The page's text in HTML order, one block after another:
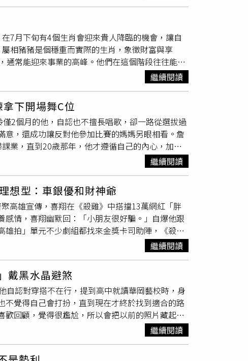
緒，3年內竟安排了20多場相親，讓小黃心理壓力
巨石，伴隨呼吸困難、頭暈、手麻等症狀，每次
狀，甚至在發病時感覺「自己快要死了」。家人
「原因不明」的不適，讓小黃進一步心生恐懼，
食或喝水後，也可能突然呼吸不暢、手腳發麻、
嚴重影響他的工作與生活。最終，小黃前往淮安
，結合檢查結果，診斷他患上「驚恐障礙」，即
慮障礙。目前小黃已經住院接受藥物與心理治
在臺灣，並有研究香港居民取得臺灣身分證之流
男引介。仝男於2020年7月帶黃男同來澎湖地區
剛好來找杜男，仝男遂從杜女口中得知其妹單
後，遂由仝男居間幫忙黃男與杜氏姐妹聯繫，
酒店房間，並讓杜女之妹與黃男面談相關細節後，
杜女比較會服侍男人，深得我心，所以我向家人
之後，我會把她接過來一起住，再照顧我的生活
7月下旬有4個生肖會迎來貴人降臨的機會，讓自
相豬豬是個穩重而實際的生肖，象徵財富與享
常能迎來事業的高峰。他們在這個階段往往能夠
可觀的回報。同時，豬的家庭生活也更加穩定，
生活狀態讓豬感受到真正的幸福，家人齊心協力，
」！ 「天德星」 與「偏財星」 聯動，讓你們的
動幫忙解決難題，甚至體檢時發現指標比去年好
就像槐樹的根，紮得越深，枝葉越茂盛。屬相虎
財星」 奇妙聯動，讓你們的領導力帶來額外收
至因為業績突出被推薦參加高薪培訓。你們的魄
係就像是為營火添柴，越旺越能照亮更多人。屬
示，說服成功率提升70%。創業龍適合拜訪東南方
萬級訂單。感情上單身者易在業界高峰會遇「勢
繼續閱讀
下開場舞C位
2個月的他，自認也不擅長唱歌，卻一路從選拔過
，還成功讓反對他參加比賽的媽媽另眼相看。詹
業，直到20歲那年，他才遵循自己的內心，加入
，於是詹皓然提出交換條件，表明會自理生活
許。雖然詹皓然媽媽反對他進演藝圈，但他向媽媽
，詹皓然自認達成短期目標，於是決定挑戰男團
委屈？可能也不會得到什麼成就，做模特兒也很
小小成績。進入模特兒圈2年，詹皓然參加過許
擅舞蹈，詹皓然坦言在節目試鏡前的舞蹈營非常
們都記不起來，舞蹈營從晚上6點到10點，大概
五有個成果發表，老師有特別稱讚我說，『前期
成了我試鏡的強心針」。雖然舞齡不長，但詹皓然
易晉級成功，詹皓然為了爭取開場舞站上台的名
一員，而之後的賽制也幾乎都有他的身影在，讓
台都有上，努力真的有回報！」詹皓然幾乎每場
詹皓然參加選秀的媽媽，起初不敢看節目，「她
、2集發現沒這麼糟，就一路看到現在」，媽媽還
是斯里蘭卡人，因看不懂中文，則是靠同事幫忙
由命，眼緣是看觀眾，比較沒有得失心」。品牌提
傳。（圖／侯世駿攝）詹皓然小檔案生日：2002
繼續閱讀
想型：車銀優和財神爺
高雄宣傳，喜翔在《殺雞》中搭擋13萬網紅「胖
情，喜翔幽默回：「小朋友很好騙。」自爆他跟
拍」單元不少劇組都找來金獎卡司助陣，《殺
加持；《晚風》找來金鐘男星游安順擔綱；《所
妹皆是網紅，粉專「胖球人生」擁有13萬粉絲，9
看到滿地都是尿布墊，「因為雞會隨地大小
影節提供）導演謝家忻表示，開拍前有特地叮嚀
片，開玩笑說：「喜哥就是一個很容易把孩子帶
爺都會跟我說有趣的事，像是從2樓跳下來追蜻
，很懂「外公特別疼外孫女」的感受。斯拉首次
片收到50元紅包，才漸漸對演戲感興趣，飾演她媽
媽媽說，自己心中的理想型有4個，「我爸爸、
繼續閱讀
戴黑水晶避煞
認對穿搭不在行，提到高中就讀華岡藝校時，身
覺得自己會打扮，直到現在才終於找到適合的路
回顧，覺得很尷尬，所以會把以前的照片藏起
一點的衣服，這幾年開始喜歡有一點設計感或機
人可能看起來都一樣，但我自己看起來覺得不一
。龔言脩覺得自己的穿衣風格是小眾路線。（圖
繼續閱讀